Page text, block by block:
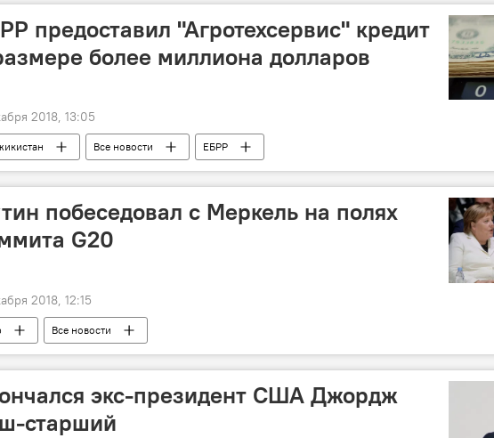
предоставил "Агротехсервис" кредит
более миллиона долларов
2018, 13:05
Все новости ЕБРР
побеседовал с Меркель на полях
G20
2018, 12:15
Все новости
экс-президент США Джордж
старший